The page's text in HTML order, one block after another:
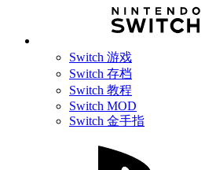
Switch 游戏
Switch 存档
Switch 教程
Switch MOD
Switch 金手指